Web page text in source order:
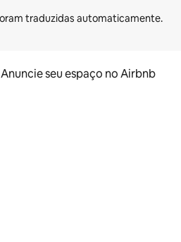
Anuncie seu espaço no Airbnb